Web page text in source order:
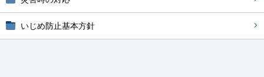
いじめ防止基本方針